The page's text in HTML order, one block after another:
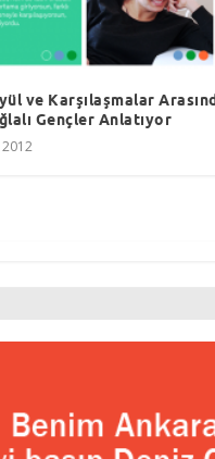
ve Karşılaşmalar
Gençler Anlatıyor
2012